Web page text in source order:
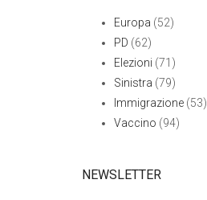
Europa (52)
PD (62)
Elezioni (71)
Sinistra (79)
Immigrazione (53)
Vaccino (94)
NEWSLETTER